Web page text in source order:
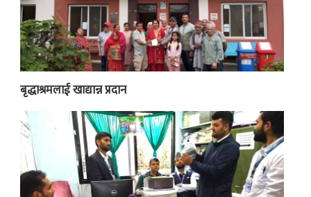
बृद्धाश्रमलाई खाद्यान्न प्रदान